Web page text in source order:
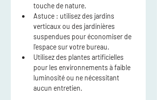
touche de nature.
Astuce : utilisez des jardins
verticaux ou des jardinières
suspendues pour économiser de
l'espace sur votre bureau.
Utilisez des plantes artificielles
pour les environnements à faible
luminosité ou ne nécessitant
aucun entretien.